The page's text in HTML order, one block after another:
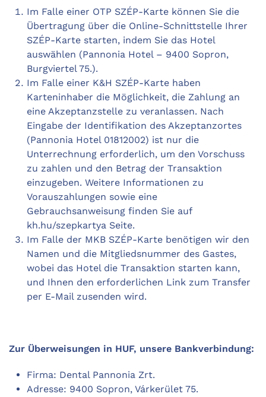
Im Falle einer OTP SZÉP-Karte können Sie die
Übertragung über die Online-Schnittstelle Ihrer
SZÉP-Karte starten, indem Sie das Hotel
auswählen (Pannonia Hotel – 9400 Sopron,
Burgviertel 75.).
Im Falle einer K&H SZÉP-Karte haben
Karteninhaber die Möglichkeit, die Zahlung an
eine Akzeptanzstelle zu veranlassen. Nach
Eingabe der Identifikation des Akzeptanzortes
(Pannonia Hotel 01812002) ist nur die
Unterrechnung erforderlich, um den Vorschuss
zu zahlen und den Betrag der Transaktion
einzugeben. Weitere Informationen zu
Vorauszahlungen sowie eine
Gebrauchsanweisung finden Sie auf
kh.hu/szepkartya Seite.
Im Falle der MKB SZÉP-Karte benötigen wir den
Namen und die Mitgliedsnummer des Gastes,
wobei das Hotel die Transaktion starten kann,
und Ihnen den erforderlichen Link zum Transfer
per E-Mail zusenden wird.
Zur Überweisungen in HUF, unsere Bankverbindung:
Firma: Dental Pannonia Zrt.
Adresse: 9400 Sopron, Várkerület 75.